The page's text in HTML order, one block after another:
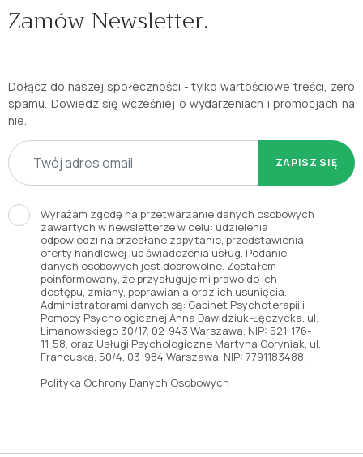
Zamów Newsletter.
Dołącz do naszej społeczności - tylko wartościowe treści, zero
spamu. Dowiedz się wcześniej o wydarzeniach i promocjach na
nie.
ZAPISZ SIĘ
Wyrażam zgodę na przetwarzanie danych osobowych
zawartych w newsletterze w celu: udzielenia
odpowiedzi na przesłane zapytanie, przedstawienia
oferty handlowej lub świadczenia usług. Podanie
danych osobowych jest dobrowolne. Zostałem
poinformowany, że przysługuje mi prawo do ich
dostępu, zmiany, poprawiania oraz ich usunięcia.
Administratorami danych są: Gabinet Psychoterapii i
Pomocy Psychologicznej Anna Dawidziuk-Łęczycka, ul.
Limanowskiego 30/17, 02-943 Warszawa, NIP: 521-176-
11-58, oraz Usługi Psychologiczne Martyna Goryniak, ul.
Francuska, 50/4, 03-984 Warszawa, NIP: 7791183488.
Polityka Ochrony Danych Osobowych